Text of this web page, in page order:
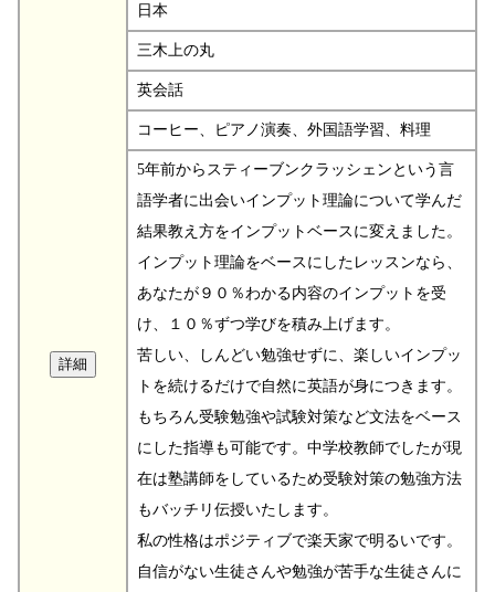
日本
三木上の丸
英会話
コーヒー、ピアノ演奏、外国語学習、料理
5年前からスティーブンクラッシェンという言
語学者に出会いインプット理論について学んだ
結果教え方をインプットベースに変えました。
インプット理論をベースにしたレッスンなら、
あなたが９０％わかる内容のインプットを受
け、１０％ずつ学びを積み上げます。
苦しい、しんどい勉強せずに、楽しいインプッ
トを続けるだけで自然に英語が身につきます。
もちろん受験勉強や試験対策など文法をベース
にした指導も可能です。中学校教師でしたが現
在は塾講師をしているため受験対策の勉強方法
もバッチリ伝授いたします。
私の性格はポジティブで楽天家で明るいです。
自信がない生徒さんや勉強が苦手な生徒さんに